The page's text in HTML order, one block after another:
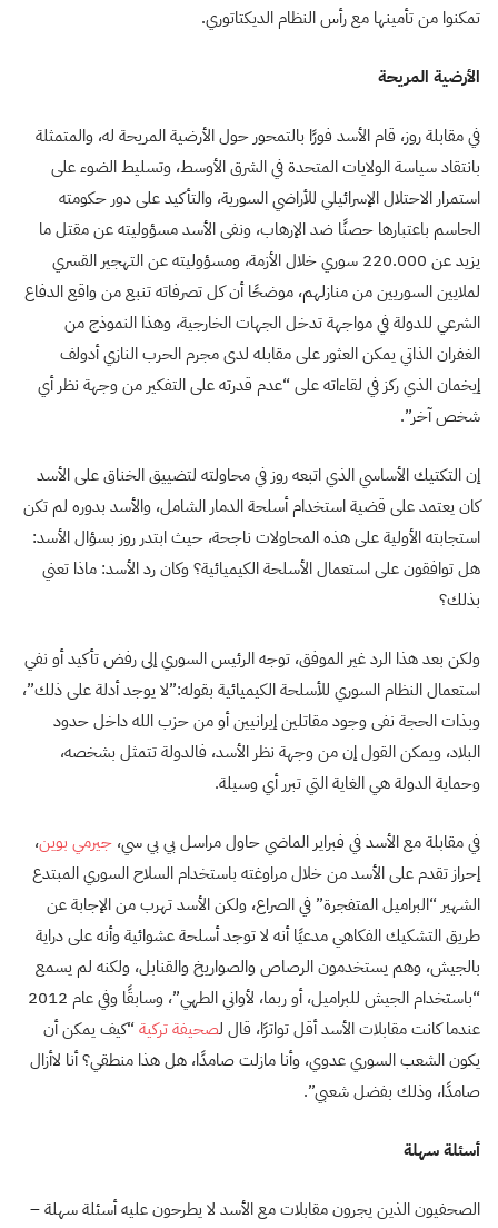
تمكنوا من تأمينها مع رأس النظام الديكتاتوري.
الأرضية المريحة
في مقابلة روز، قام الأسد فورًا بالتمحور حول الأرضية المريحة له، والمتمثلة
بانتقاد سياسة الولايات المتحدة في الشرق الأوسط، وتسليط الضوء على
استمرار الاحتلال الإسرائيلي للأراضي السورية، والتأكيد على دور حكومته
الحاسم باعتبارها حصنًا ضد الإرهاب، ونفى الأسد مسؤوليته عن مقتل ما
يزيد عن 220.000 سوري خلال الأزمة، ومسؤوليته عن التهجير القسري
لملايين السوريين من منازلهم، موضحًا أن كل تصرفاته تنبع من واقع الدفاع
الشرعي للدولة في مواجهة تدخل الجهات الخارجية، وهذا النموذج من
الغفران الذاتي يمكن العثور على مقابله لدى مجرم الحرب النازي أدولف
إيخمان الذي ركز في لقاءاته على “عدم قدرته على التفكير من وجهة نظر أي
شخص آخر”.
إن التكتيك الأساسي الذي اتبعه روز في محاولته لتضييق الخناق على الأسد
كان يعتمد على قضية استخدام أسلحة الدمار الشامل، والأسد بدوره لم تكن
استجابته الأولية على هذه المحاولات ناجحة، حيث ابتدر روز بسؤال الأسد:
هل توافقون على استعمال الأسلحة الكيميائية؟ وكان رد الأسد: ماذا تعني
بذلك؟
ولكن بعد هذا الرد غير الموفق، توجه الرئيس السوري إلى رفض تأكيد أو نفي
استعمال النظام السوري للأسلحة الكيميائية بقوله:”لا يوجد أدلة على ذلك”،
وبذات الحجة نفى وجود مقاتلين إيرانيين أو من حزب الله داخل حدود
البلاد، ويمكن القول إن من وجهة نظر الأسد، فالدولة تتمثل بشخصه،
وحماية الدولة هي الغاية التي تبرر أي وسيلة.
في مقابلة مع الأسد في فبراير الماضي حاول مراسل بي بي سي، جيرمي بوين،
إحراز تقدم على الأسد من خلال مراوغته باستخدام السلاح السوري المبتدع
الشهير “البراميل المتفجرة” في الصراع، ولكن الأسد تهرب من الإجابة عن
طريق التشكيك الفكاهي مدعيًا أنه لا توجد أسلحة عشوائية وأنه على دراية
بالجيش، وهم يستخدمون الرصاص والصواريخ والقنابل، ولكنه لم يسمع
“باستخدام الجيش للبراميل، أو ربما، لأواني الطهي”، وسابقًا وفي عام 2012
عندما كانت مقابلات الأسد أقل تواترًا، قال لصحيفة تركية“كيف يمكن أن
يكون الشعب السوري عدوي، وأنا مازلت صامدًا، هل هذا منطقي؟ أنا لاأزال
صامدًا، وذلك بفضل شعبي”.
أسئلة سهلة
الصحفيون الذين يجرون مقابلات مع الأسد لا يطرحون عليه أسئلة سهلة –